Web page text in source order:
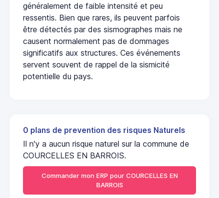
généralement de faible intensité et peu
ressentis. Bien que rares, ils peuvent parfois
être détectés par des sismographes mais ne
causent normalement pas de dommages
significatifs aux structures. Ces événements
servent souvent de rappel de la sismicité
potentielle du pays.
0 plans de prevention des risques Naturels
Il n'y a aucun risque naturel sur la commune de
COURCELLES EN BARROIS.
Commander mon ERP pour COURCELLES EN
BARROIS